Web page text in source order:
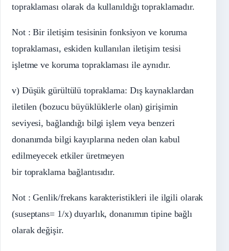
topraklaması olarak da kullanıldığı topraklamadır.
Not : Bir iletişim tesisinin fonksiyon ve koruma
topraklaması, eskiden kullanılan iletişim tesisi
işletme ve koruma topraklaması ile aynıdır.
v) Düşük gürültülü topraklama: Dış kaynaklardan
iletilen (bozucu büyüklüklerle olan) girişimin
seviyesi, bağlandığı bilgi işlem veya benzeri
donanımda bilgi kayıplarına neden olan kabul
edilmeyecek etkiler üretmeyen
bir topraklama bağlantısıdır.
Not : Genlik/frekans karakteristikleri ile ilgili olarak
(suseptans= 1/x) duyarlık, donanımın tipine bağlı
olarak değişir.